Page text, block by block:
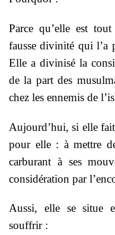
Parce qu’elle est
fausse divinité qui l’a
Elle a divinisé la
de la part des
chez les ennemis de
Aujourd’hui, si elle
pour elle : à mettre
carburant à ses
considération par
Aussi, elle se situe
souffrir :